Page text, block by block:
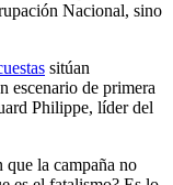
Nacional, sino
sitúan
escenario de primera
Philippe, líder del
la campaña no